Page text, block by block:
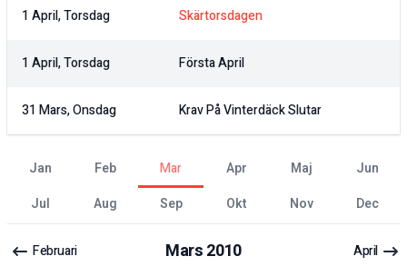
1 April, Torsdag Skärtorsdagen
1 April, Torsdag Första April
31 Mars, Onsdag Krav På Vinterdäck Slutar
jan feb mar apr maj
jun
jul
aug sep okt nov dec
Februari Mars2010 April